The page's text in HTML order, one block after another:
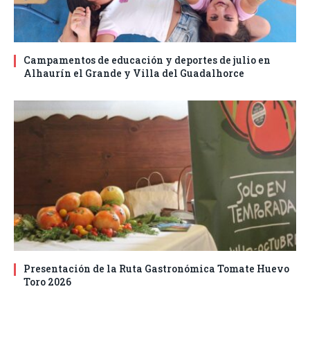
Campamentos de educación y deportes de julio en
Alhaurín el Grande y Villa del Guadalhorce
Presentación de la Ruta Gastronómica Tomate Huevo
Toro 2026